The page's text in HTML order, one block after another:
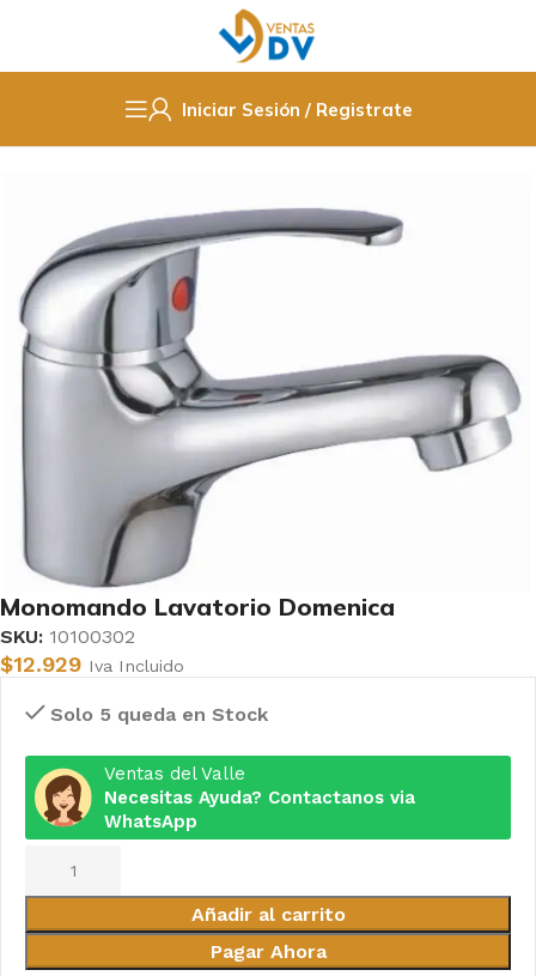
Iniciar Sesión / Registrate
Grifeteria Llave Monomando
Monomando Lavatorio Domenica
SKU: 10100302
$12.929 Iva Incluido
Solo 5 queda en Stock
Ventas del Valle
Necesitas Ayuda? Contactanos via
WhatsApp
Añadir al carrito
Pagar Ahora